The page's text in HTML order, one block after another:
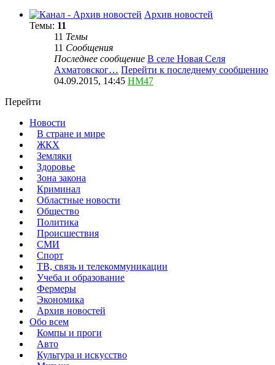
Архив новостей
Темы: 11
11 Темы
11 Сообщения
Последнее сообщение В селе Новая Селя
Ахматовског… Перейти к последнему сообщению
04.09.2015, 14:45 HM47
Перейти
Новости
В стране и мире
ЖКХ
Земляки
Здоровье
Зона закона
Криминал
Областные новости
Общество
Политика
Происшествия
СМИ
Спорт
ТВ, связь и телекоммуникации
Учеба и образование
Фермеры
Экономика
Архив новостей
Обо всем
Компы и проги
Авто
Культура и искусство